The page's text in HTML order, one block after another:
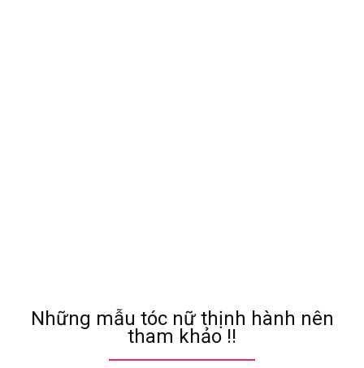
Những mẫu tóc nữ thịnh hành nên
tham khảo !!